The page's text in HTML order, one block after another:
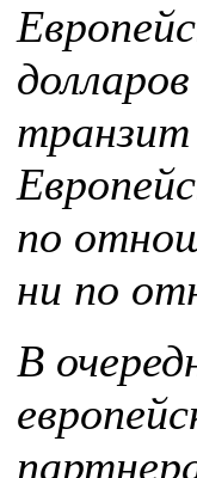
транзит
по
ни по
В